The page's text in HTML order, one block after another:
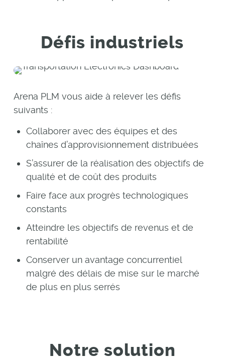
Défis industriels
Arena PLM vous aide à relever les défis
suivants :
Collaborer avec des équipes et des
chaînes d’approvisionnement distribuées
S’assurer de la réalisation des objectifs de
qualité et de coût des produits
Faire face aux progrès technologiques
constants
Atteindre les objectifs de revenus et de
rentabilité
Conserver un avantage concurrentiel
malgré des délais de mise sur le marché
de plus en plus serrés
Notre solution